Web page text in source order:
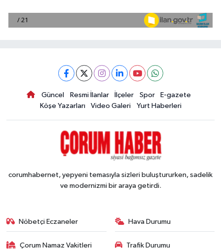
Güncel Resmi İlanlar İlçeler Spor
E-gazete
Köşe Yazarları
Video Galeri Yurt Haberleri
corumhabernet, yepyeni temasıyla sizleri buluştururken, sadelik
ve modernizmi bir araya getirdi.
Nöbetçi Eczaneler Hava Durumu
Çorum Namaz Vakitleri Trafik Durumu